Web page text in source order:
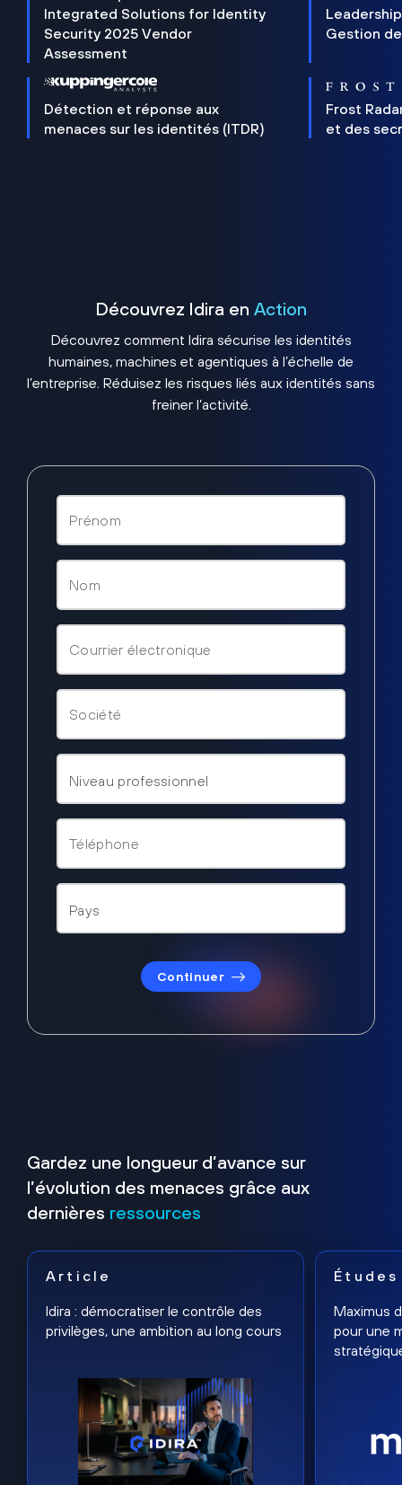
Integrated Solutions for Identity
Security 2025 Vendor
Assessment
Gestion
Détection et réponse aux
menaces sur les identités (ITDR)
Frost
et des
Découvrez Idira en Action
Découvrez comment Idira sécurise les identités
humaines, machines et agentiques à l’échelle de
l’entreprise. Réduisez les risques liés aux identités sans
freiner l’activité.
Continuer
Gardez une longueur d’avance sur
l’évolution des menaces grâce aux
dernières ressources
Article
Idira : démocratiser le contrôle des
privilèges, une ambition au long cours
Études
Maximus
pour une